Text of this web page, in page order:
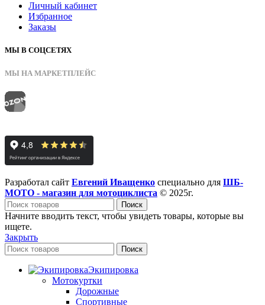
Личный кабинет
Избранное
Заказы
МЫ В СОЦСЕТЯХ
МЫ НА МАРКЕТПЛЕЙС
Разработал сайт Евгений Иващенко специально для ШБ-
МОТО - магазин для мотоциклиста © 2025г.
Поиск
Начните вводить текст, чтобы увидеть товары, которые вы
ищете.
Закрыть
Поиск
Экипировка
Мотокуртки
Дорожные
Спортивные